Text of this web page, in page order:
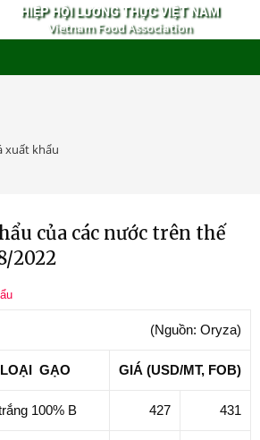
HIỆP HỘI LƯƠNG THỰC VIỆT NAM
Vietnam Food Association
xuất khẩu
của các nước trên thế
2022
(Nguồn: Oryza)
LOẠI GẠO GIÁ (USD/MT, FOB)
100% B 427 431